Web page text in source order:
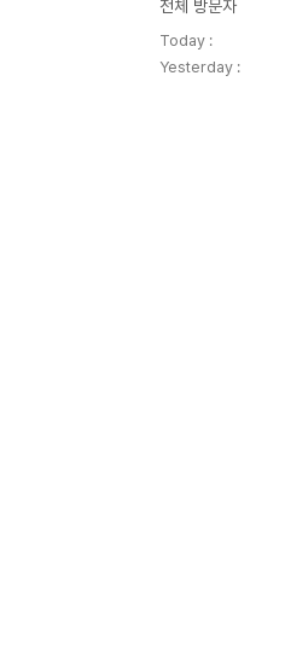
전체 방문자
Today :
Yesterday :